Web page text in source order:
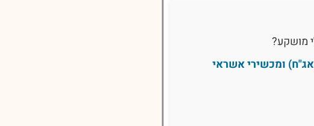
מושקע?
ומכשירי אשראי